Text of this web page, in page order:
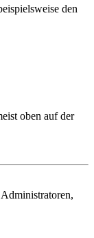
den
oben auf der